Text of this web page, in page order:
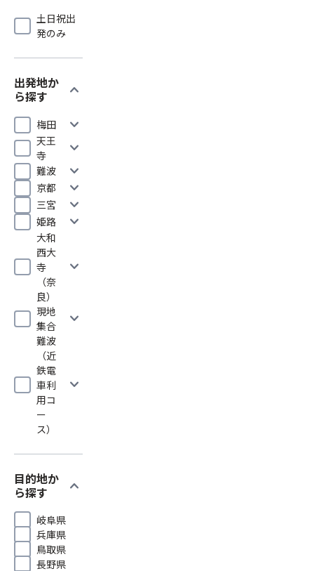
土日祝出
発のみ
出発地か
ら探す
expand_more
梅田 expand_more
天王
寺
expand_more
難波 expand_more
京都 expand_more
三宮 expand_more
姫路 expand_more
大和
西大
寺
（奈
良）
expand_more
現地
集合
expand_more
難波
（近
鉄電
車利
用コ
ー
ス）
expand_more
目的地か
ら探す
expand_more
岐阜県
兵庫県
鳥取県
長野県